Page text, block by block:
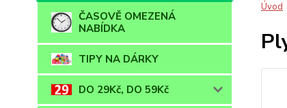
ČASOVĚ OMEZENÁ
NABÍDKA
TIPY NA DÁRKY
DO 29Kč, DO 59Kč
Úvod